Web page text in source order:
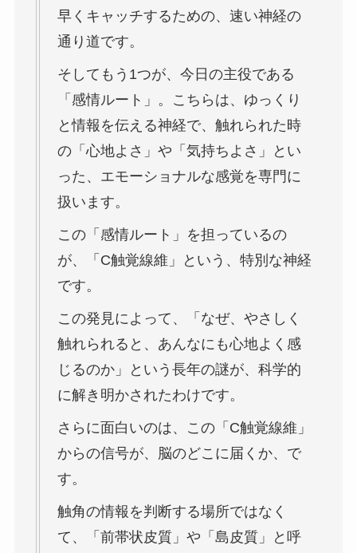
早くキャッチするための、速い神経の
通り道です。
そしてもう1つが、今日の主役である
「感情ルート」。こちらは、ゆっくり
と情報を伝える神経で、触れられた時
の「心地よさ」や「気持ちよさ」とい
った、エモーショナルな感覚を専門に
扱います。
この「感情ルート」を担っているの
が、「C触覚線維」という、特別な神経
です。
この発見によって、「なぜ、やさしく
触れられると、あんなにも心地よく感
じるのか」という長年の謎が、科学的
に解き明かされたわけです。
さらに面白いのは、この「C触覚線維」
からの信号が、脳のどこに届くか、で
す。
触角の情報を判断する場所ではなく
て、「前帯状皮質」や「島皮質」と呼